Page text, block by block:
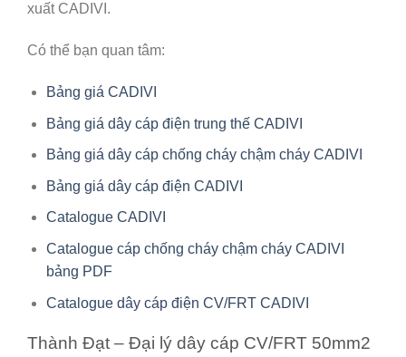
xuất CADIVI.
Có thể bạn quan tâm:
Bảng giá CADIVI
Bảng giá dây cáp điện trung thế CADIVI
Bảng giá dây cáp chống cháy chậm cháy CADIVI
Bảng giá dây cáp điện CADIVI
Catalogue CADIVI
Catalogue cáp chống cháy chậm cháy CADIVI
bảng PDF
Catalogue dây cáp điện CV/FRT CADIVI
Thành Đạt – Đại lý dây cáp CV/FRT 50mm2